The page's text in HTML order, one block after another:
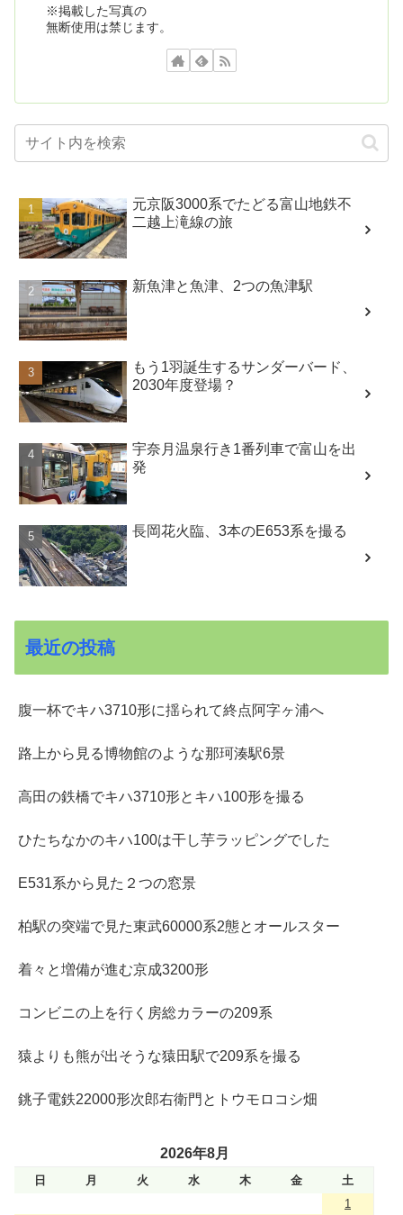
※掲載した写真の
無断使用は禁じます。
元京阪3000系でたどる富山地鉄不
二越上滝線の旅
新魚津と魚津、2つの魚津駅
もう1羽誕生するサンダーバード、
2030年度登場？
宇奈月温泉行き1番列車で富山を出
発
長岡花火臨、3本のE653系を撮る
最近の投稿
腹一杯でキハ3710形に揺られて終点阿字ヶ浦へ
路上から見る博物館のような那珂湊駅6景
高田の鉄橋でキハ3710形とキハ100形を撮る
ひたちなかのキハ100は干し芋ラッピングでした
E531系から見た２つの窓景
柏駅の突端で見た東武60000系2態とオールスター
着々と増備が進む京成3200形
コンビニの上を行く房総カラーの209系
猿よりも熊が出そうな猿田駅で209系を撮る
銚子電鉄22000形次郎右衛門とトウモロコシ畑
2026年8月
日 月 火 水 木 金
土
1